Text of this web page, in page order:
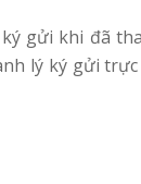
ký gửi khi đã
lý ký gửi